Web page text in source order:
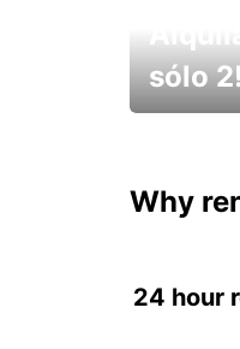
sólo
Why
24 hour